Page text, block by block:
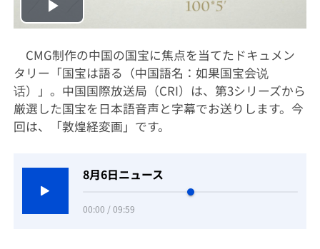
Play
Video
CMG制作の中国の国宝に焦点を当てたドキュメン
タリー「国宝は語る（中国語名：如果国宝会说
话）」。中国国際放送局（CRI）は、第3シリーズから
厳選した国宝を日本語音声と字幕でお送りします。今
回は、「敦煌経変画」です。
8月6日ニュース
00:00 / 09:59